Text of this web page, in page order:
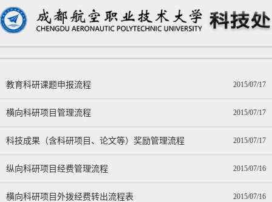
2015/07/17
教育科研课题申报流程
2015/07/17
横向科研项目管理流程
2015/07/17
科技成果（含科研项目、论文等）奖励管理流程
2015/07/16
纵向科研项目经费管理流程
2015/07/16
横向科研项目外拨经费转出流程表